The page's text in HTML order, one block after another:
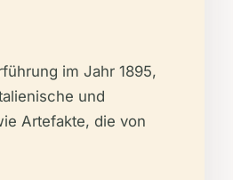
im Jahr 1895,
und
Artefakte, die von